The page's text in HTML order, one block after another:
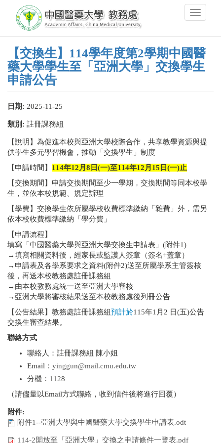
內
Toggle
【交換生】114學年度第2學期中國醫
藥大學學生至「亞洲大學」交換學生
申請公告
日期: 2025-11-25
類別: 註冊課務組
【說明】為促進本校與亞洲大學校際合作，共享教學資源與提
供學生多元學習機會，推動「交換學生」制度
【申請時間】 114年12月8日(一)至114年12月15日(一)止
【交換期間】申請交換期間至少一學期，交換期間等同本校學
生，並依本校規範、規定辦理
【學費】交換學生依所屬學校收費標準繳納「雜費」外，需另
依本校收費標準繳納「學分費」
【申請流程】
填寫「中國醫藥大學與亞洲大學交換生申請表」(附件1)
→填寫相關資料後，經家長或監護人簽章（簽名+蓋章）
→申請表及各學系要求之資料(附件2)送至所屬學系主管簽核
後，再送本校教務處註冊課務組
→由本校教務處統一送至亞洲大學審核
→亞洲大學將審核結果送至本校教務處後列冊公告
【公告結果】教務處註冊課務組預計於115年1月2 日(五)公告
交換生審查結果。
聯絡方式
聯絡人：註冊課務組 陳小姐
Email： yinggun@mail.cmu.edu.tw
分機：1128
（請儘量以Email方式聯絡，收到信件後將進行回覆）
附件:
附件1--亞洲大學與中國醫藥大學交換學生申請表.odt
114-2開放至「亞洲大學」交換之申請條件一覽表.pdf